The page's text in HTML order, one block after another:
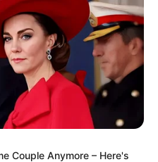
Couple Anymore – Here's